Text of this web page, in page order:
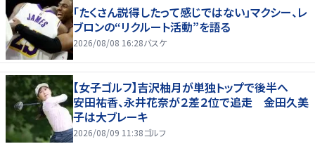
「たくさん説得したって感じではない」マクシー、レ
ブロンの“リクルート活動”を語る
2026/08/08 16:28バスケ
【女子ゴルフ】吉沢柚月が単独トップで後半へ
安田祐香、永井花奈が２差２位で追走 金田久美
子は大ブレーキ
2026/08/09 11:38ゴルフ